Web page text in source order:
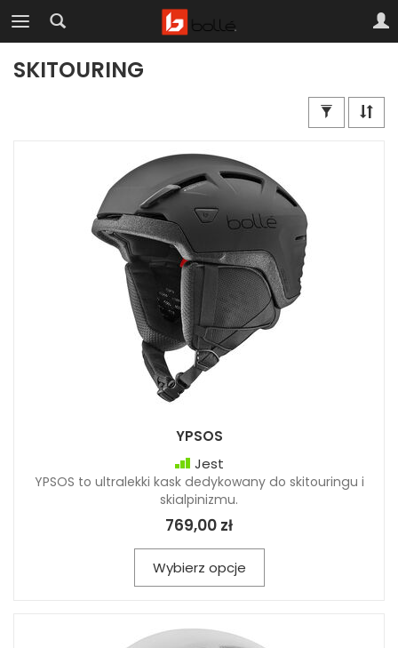
SKITOURING
YPSOS
Jest
YPSOS to ultralekki kask dedykowany do skitouringu i
skialpinizmu.
769,00 zł
Wybierz opcje